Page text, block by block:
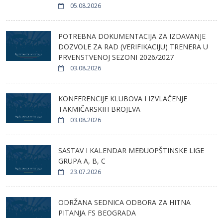
05.08.2026
POTREBNA DOKUMENTACIJA ZA IZDAVANJE
DOZVOLE ZA RAD (VERIFIKACIJU) TRENERA U
PRVENSTVENOJ SEZONI 2026/2027
03.08.2026
KONFERENCIJE KLUBOVA I IZVLAČENJE
TAKMIČARSKIH BROJEVA
03.08.2026
SASTAV I KALENDAR MEĐUOPŠTINSKE LIGE
GRUPA A, B, C
23.07.2026
ODRŽANA SEDNICA ODBORA ZA HITNA
PITANJA FS BEOGRADA